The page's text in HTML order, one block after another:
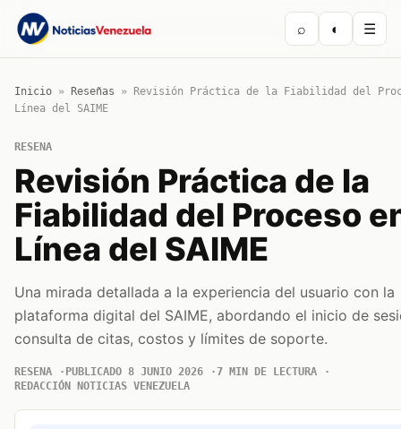
⌕ ◐ ☰
Inicio » Reseñas »
Revisión Práctica de la Fiabilidad del
Línea del SAIME
RESENA
Revisión Práctica de la
Fiabilidad del Proceso
Línea del SAIME
Una mirada detallada a la experiencia del usuario con la
plataforma digital del SAIME, abordando el inicio de
consulta de citas, costos y límites de soporte.
RESENA PUBLICADO 8 JUNIO 2026
7 MIN DE LECTURA
REDACCIÓN NOTICIAS VENEZUELA